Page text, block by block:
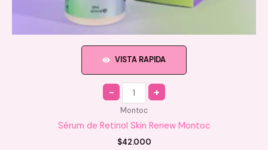
VISTA RAPIDA
Quantity
Montoc
Sérum de Retinol Skin Renew Montoc
$42.000